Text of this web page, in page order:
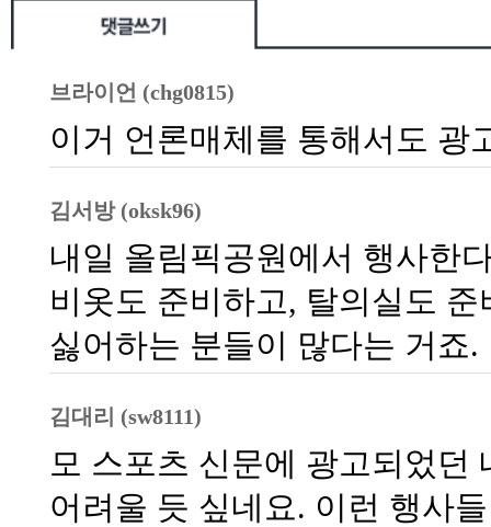
브라이언 (chg0815)
이거 언론매체를 통해서도 광
김서방 (oksk96)
내일 올림픽공원에서 행사한
비옷도 준비하고, 탈의실도
싫어하는 분들이 많다는 거죠.
김대리 (sw8111)
모 스포츠 신문에 광고되었던
어려울 듯 싶네요. 이런 행사